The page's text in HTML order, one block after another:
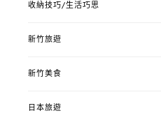
收納技巧/生活巧思
新竹旅遊
新竹美食
日本旅遊